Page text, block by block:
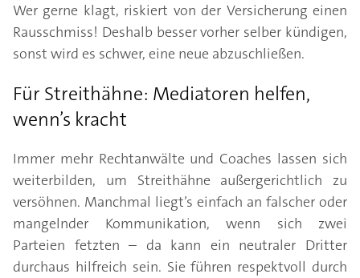
Wer gerne klagt, riskiert von der Versicherung einen
Rausschmiss! Deshalb besser vorher selber kündigen,
sonst wird es schwer, eine neue abzuschließen.
Für Streithähne: Mediatoren helfen,
wenn’s kracht
Immer mehr Rechtanwälte und Coaches lassen sich
weiterbilden, um Streithähne außergerichtlich zu
versöhnen. Manchmal liegt’s einfach an falscher oder
mangelnder Kommunikation, wenn sich zwei
Parteien fetzten – da kann ein neutraler Dritter
durchaus hilfreich sein. Sie führen respektvoll durch